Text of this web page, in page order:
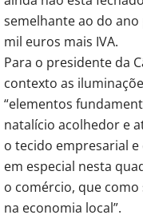
semelhante ao do
mil euros mais IVA.
Para o presidente da
contexto as
“elementos
natalício acolhedor e
o tecido empresarial
em especial nesta
o comércio, que
na economia local”.